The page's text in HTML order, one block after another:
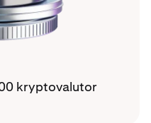
kryptovalutor